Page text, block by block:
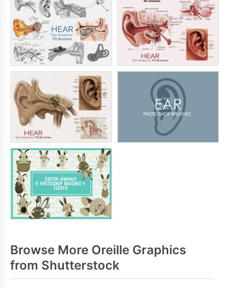
Browse More Oreille Graphics
from Shutterstock